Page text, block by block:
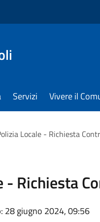
Servizi Vivere il
Locale - Richiesta
- Richiesta
: 28 giugno 2024, 09:56